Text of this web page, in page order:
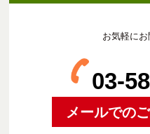
お気軽に
03-
メールでの